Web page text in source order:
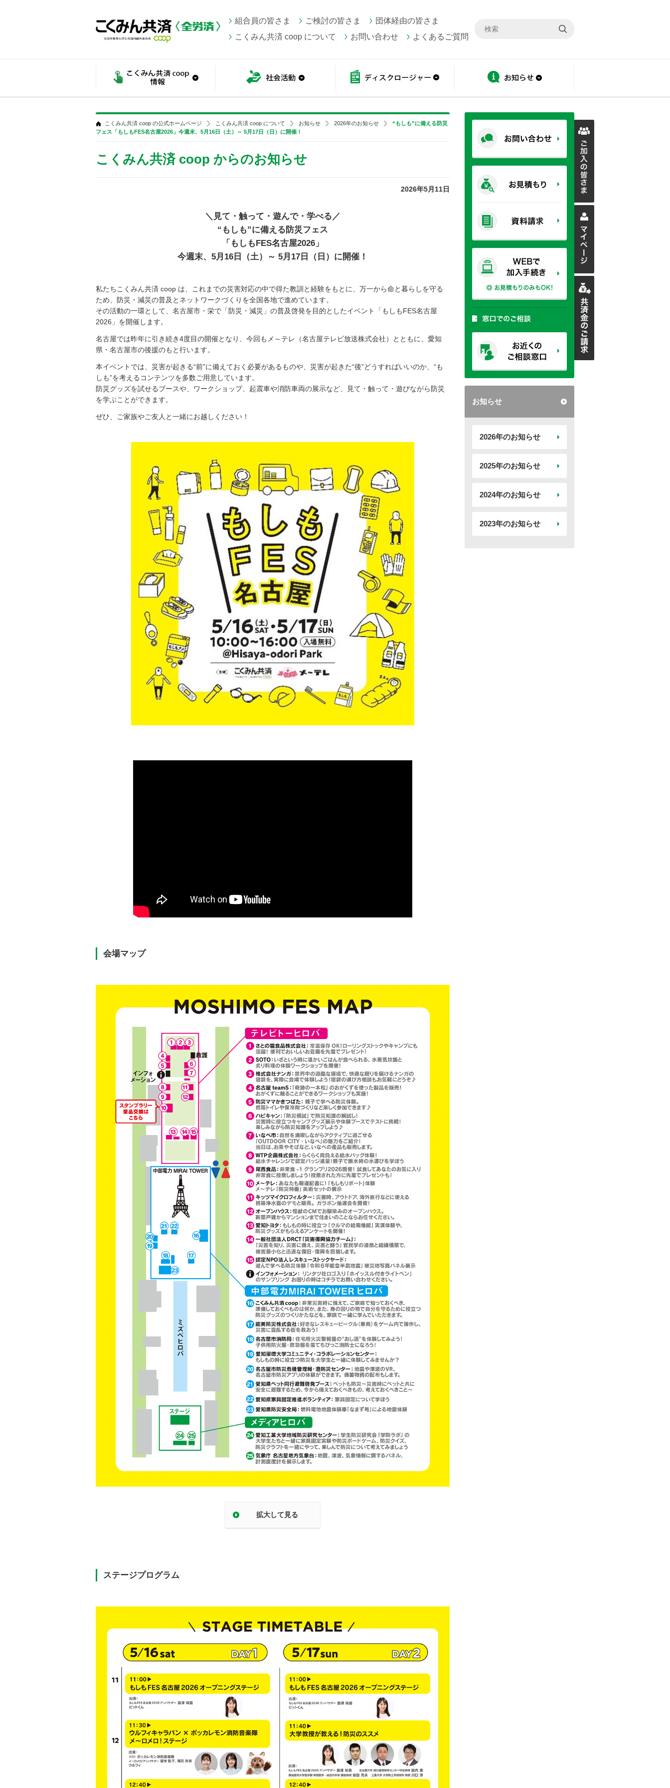
組合員の皆さま ご検討の皆さま
団体経由の皆さま
こくみん共済 coop について
お問い合わせ よくあるご質問
お知らせ
2026年のお知らせ
2025年のお知らせ
2024年のお知らせ
2023年のお知らせ
こくみん共済 coop の公式ホームページ こくみん共済 coop について お知らせ 2026年のお知らせ
“もしも”に備える防災
フェス「もしもFES名古屋2026」今週末、5月16日（土）～ 5月17日（日）に開催！
こくみん共済 coop からのお知らせ
2026年5月11日
＼見て・触って・遊んで・学べる／
“もしも”に備える防災フェス
「もしもFES名古屋2026」
今週末、5月16日（土）～ 5月17日（日）に開催！
私たちこくみん共済 coop は、これまでの災害対応の中で得た教訓と経験をもとに、万一から命と暮らしを守る
ため、防災・減災の普及とネットワークづくりを全国各地で進めています。
その活動の一環として、名古屋市・栄で「防災・減災」の普及啓発を目的としたイベント「もしもFES名古屋
2026」を開催します。
名古屋では昨年に引き続き4度目の開催となり、今回もメ～テレ（名古屋テレビ放送株式会社）とともに、愛知
県・名古屋市の後援のもと行います。
本イベントでは、災害が起きる“前”に備えておく必要があるものや、災害が起きた“後”どうすればいいのか、“も
しも”を考えるコンテンツを多数ご用意しています。
防災グッズを試せるブースや、ワークショップ、起震車や消防車両の展示など、見て・触って・遊びながら防災
を学ぶことができます。
ぜひ、ご家族やご友人と一緒にお越しください！
会場マップ
拡大して見る
ステージプログラム